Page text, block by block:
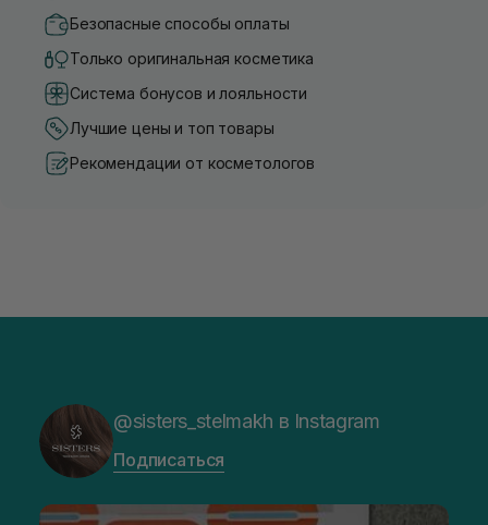
Безопасные способы оплаты
Только оригинальная косметика
Система бонусов и лояльности
Лучшие цены и топ товары
Рекомендации от косметологов
@sisters_stelmakh в Instagram
Подписаться